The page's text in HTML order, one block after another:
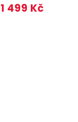
1 499 Kč